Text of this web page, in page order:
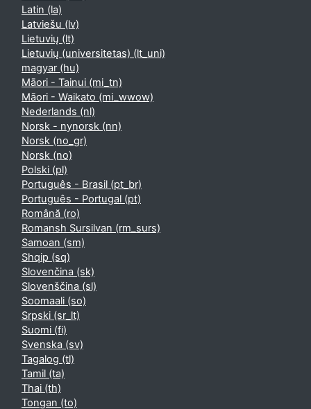
Latin ‎(la)‎
Latviešu ‎(lv)‎
Lietuvių ‎(lt)‎
Lietuvių (universitetas) ‎(lt_uni)‎
magyar ‎(hu)‎
Māori - Tainui ‎(mi_tn)‎
Māori - Waikato ‎(mi_wwow)‎
Nederlands ‎(nl)‎
Norsk - nynorsk ‎(nn)‎
Norsk ‎(no_gr)‎
Norsk ‎(no)‎
Polski ‎(pl)‎
Português - Brasil ‎(pt_br)‎
Português - Portugal ‎(pt)‎
Română ‎(ro)‎
Romansh Sursilvan ‎(rm_surs)‎
Samoan ‎(sm)‎
Shqip ‎(sq)‎
Slovenčina ‎(sk)‎
Slovenščina ‎(sl)‎
Soomaali ‎(so)‎
Srpski ‎(sr_lt)‎
Suomi ‎(fi)‎
Svenska ‎(sv)‎
Tagalog ‎(tl)‎
Tamil ‎(ta)‎
Thai ‎(th)‎
Tongan ‎(to)‎